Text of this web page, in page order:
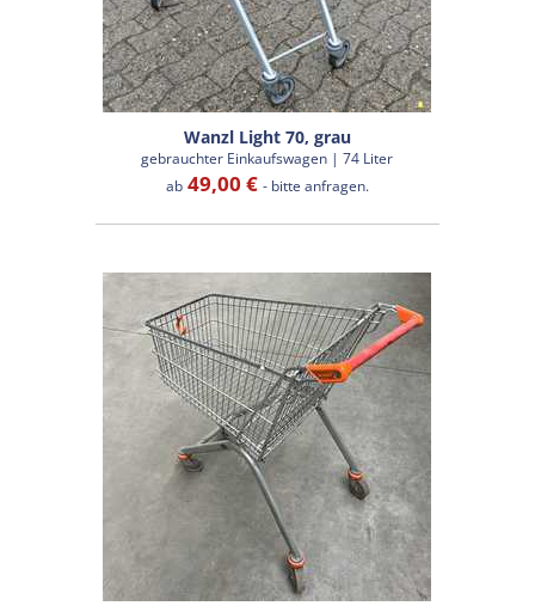
Wanzl Light 70, grau
gebrauchter Einkaufswagen | 74 Liter
ab49,00 € - bitte anfragen.